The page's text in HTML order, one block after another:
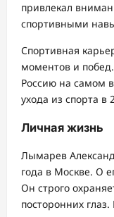
привлекал
спортивными
Спортивная
моментов и
Россию на самом
ухода из спорта в
Личная жизнь
Лымарев
года в Москве. О
Он строго
посторонних